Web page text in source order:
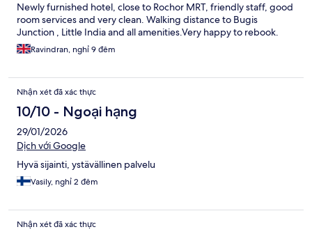
Newly furnished hotel, close to Rochor MRT, friendly staff, good
room services and very clean. Walking distance to Bugis
Junction , Little India and all amenities.Very happy to rebook.
Ravindran, nghỉ 9 đêm
Nhận xét đã xác thực
10/10 - Ngoại hạng
29/01/2026
Dịch với Google
Hyvä sijainti, ystävällinen palvelu
Vasily, nghỉ 2 đêm
Nhận xét đã xác thực